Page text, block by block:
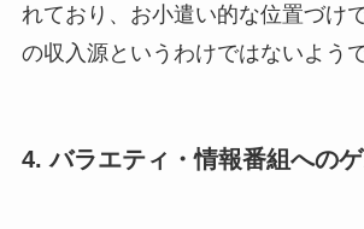
れており、お小遣い的な位置づけ
の収入源というわけではないようで
4. バラエティ・情報番組への